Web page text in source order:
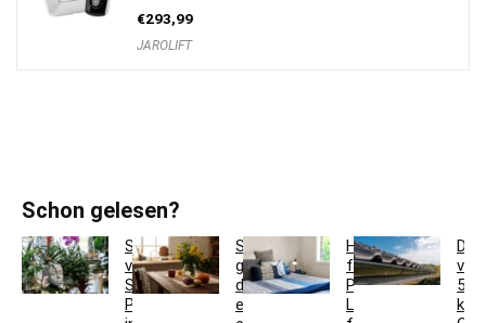
€293,99
JAROLIFT
Schon gelesen?
So
verwandeln
Sie
Pflanzgefäße
So
gestaltest
du
ein
Hotelbettwäsche
für
Privatkunden:
Luxus
5